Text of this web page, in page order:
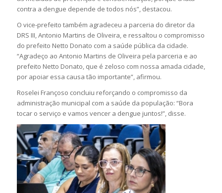
contra a dengue depende de todos nós”, destacou.
O vice-prefeito também agradeceu a parceria do diretor da
DRS III, Antonio Martins de Oliveira, e ressaltou o compromisso
do prefeito Netto Donato com a saúde pública da cidade.
“Agradeço ao Antonio Martins de Oliveira pela parceria e ao
prefeito Netto Donato, que é zeloso com nossa amada cidade,
por apoiar essa causa tão importante”, afirmou.
Roselei Françoso concluiu reforçando o compromisso da
administração municipal com a saúde da população: “Bora
tocar o serviço e vamos vencer a dengue juntos!”, disse.